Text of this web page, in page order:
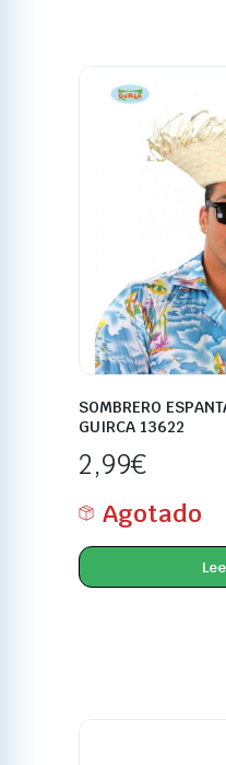
SOMBRERO
GUIRCA 13622
2,99€
Agotado